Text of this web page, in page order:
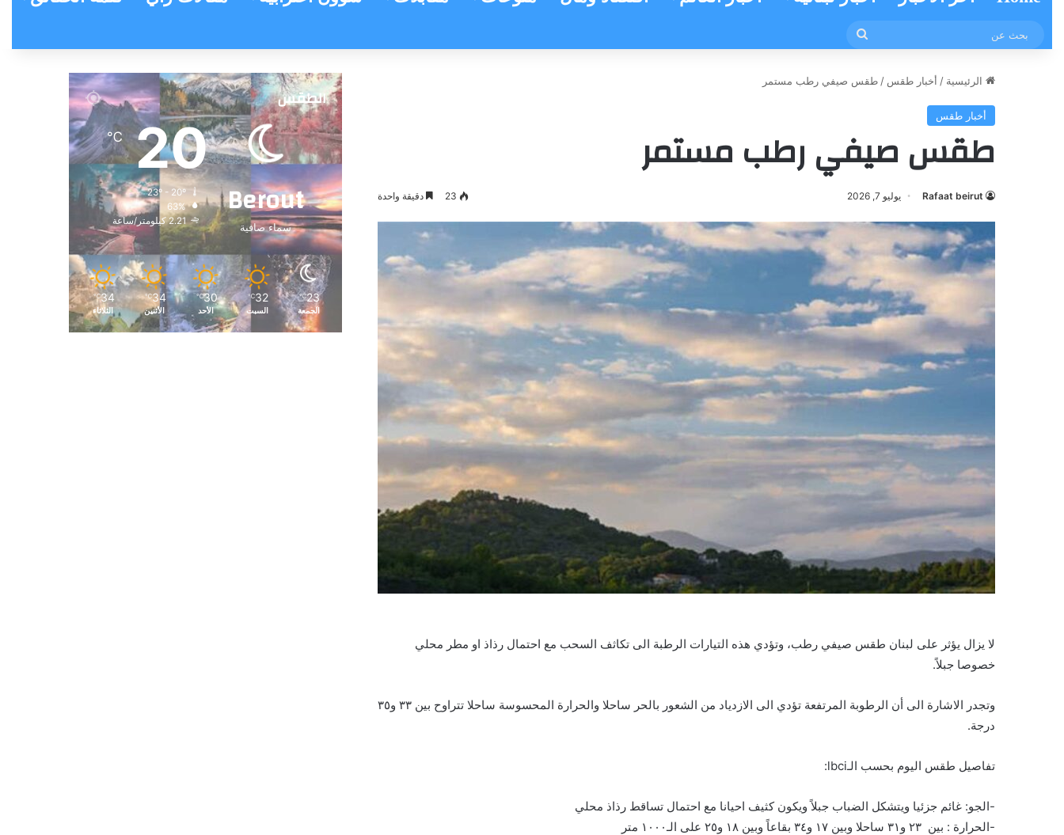
بحث
الرئيسية / أخبار طقس /طقس صيفي رطب مستمر
أخبار طقس
طقس صيفي رطب مستمر
Rafaat beirut يوليو 7, 2026 23 دقيقة واحدة
لا يزال يؤثر على لبنان ‎طقس صيفي رطب، وتؤدي هذه التيارات الرطبة الى تكاثف السحب مع احتمال رذاذ او مطر محلي
خصوصا جبلاً.
وتجدر الاشارة الى أن الرطوبة المرتفعة تؤدي الى الازدياد من الشعور بالحر ساحلا والحرارة المحسوسة ساحلا تتراوح بين ٣٣ و٣٥
درجة.
تفاصيل طقس اليوم بحسب الـlbci:
-الجو: غائم جزئيا ويتشكل الضباب جبلاً ويكون كثيف احيانا مع احتمال تساقط رذاذ محلي
-الحرارة : بين ٢٣ و٣١ ساحلا وبين ١٧ و٣٤ بقاعاً وبين ١٨ و٢٥ على الـ١٠٠٠ متر
الطقس
Berout
سماء صافية
20
℃
63%
2.21 كيلومتر/ساعة
23
℃
الجمعة
32
℃
السبت
30
℃
الأحد
34
℃
الأثنين
34
℃
الثلاثاء